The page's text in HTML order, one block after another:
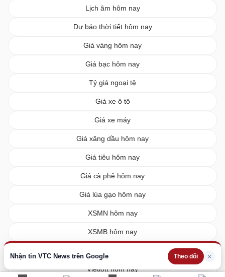
Nhận tin VTC News trên Google Theo dõi ×
Lịch âm hôm nay
Dự báo thời tiết hôm nay
Giá vàng hôm nay
Giá bạc hôm nay
Tỷ giá ngoại tệ
Giá xe ô tô
Giá xe máy
Giá xăng dầu hôm nay
Giá tiêu hôm nay
Giá cà phê hôm nay
Giá lúa gạo hôm nay
XSMN hôm nay
XSMB hôm nay
Vietlott hôm nay